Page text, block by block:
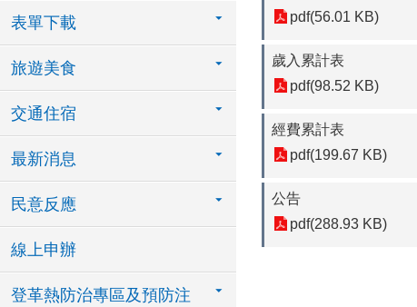
表單下載
旅遊美食
交通住宿
最新消息
民意反應
線上申辦
登革熱防治專區及預防注
pdf(56.01 KB)
歲入累計表
pdf(98.52 KB)
經費累計表
pdf(199.67 KB)
公告
pdf(288.93 KB)